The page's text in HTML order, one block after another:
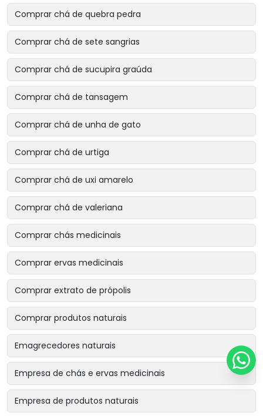
Comprar chá de quebra pedra
Comprar chá de sete sangrias
Comprar chá de sucupira graúda
Comprar chá de tansagem
Comprar chá de unha de gato
Comprar chá de urtiga
Comprar chá de uxi amarelo
Comprar chá de valeriana
Comprar chás medicinais
Comprar ervas medicinais
Comprar extrato de própolis
Comprar produtos naturais
Emagrecedores naturais
Empresa de chás e ervas medicinais
Empresa de produtos naturais